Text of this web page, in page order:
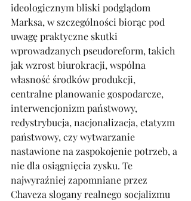
ideologicznym bliski podglądom
Marksa, w szczególności biorąc pod
uwagę praktyczne skutki
wprowadzanych pseudoreform, takich
jak wzrost biurokracji, wspólna
własność środków produkcji,
centralne planowanie gospodarcze,
interwencjonizm państwowy,
redystrybucja, nacjonalizacja, etatyzm
państwowy, czy wytwarzanie
nastawione na zaspokojenie potrzeb, a
nie dla osiągnięcia zysku. Te
najwyraźniej zapomniane przez
Chaveza slogany realnego socjalizmu